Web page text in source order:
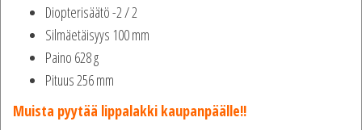
Diopterisäätö -2 / 2
Silmäetäisyys 100 mm
Paino 628 g
Pituus 256 mm
Muista pyytää lippalakki kaupanpäälle!!